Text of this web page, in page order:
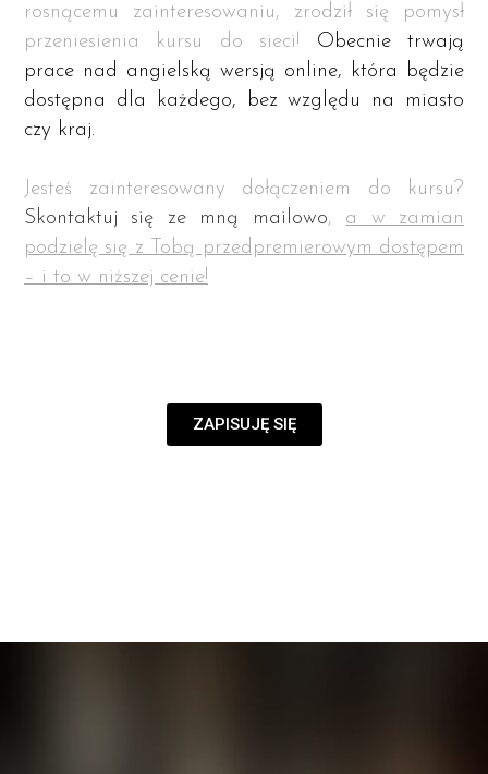
rosnącemu zainteresowaniu, zrodził się pomysł
przeniesienia kursu do sieci! Obecnie trwają
prace nad angielską wersją online, która będzie
dostępna dla każdego, bez względu na miasto
czy kraj.
Jesteś zainteresowany dołączeniem do kursu?
Skontaktuj się ze mną mailowo, a w zamian
podzielę się z Tobą przedpremierowym dostępem
– i to w niższej cenie!
ZAPISUJĘ SIĘ